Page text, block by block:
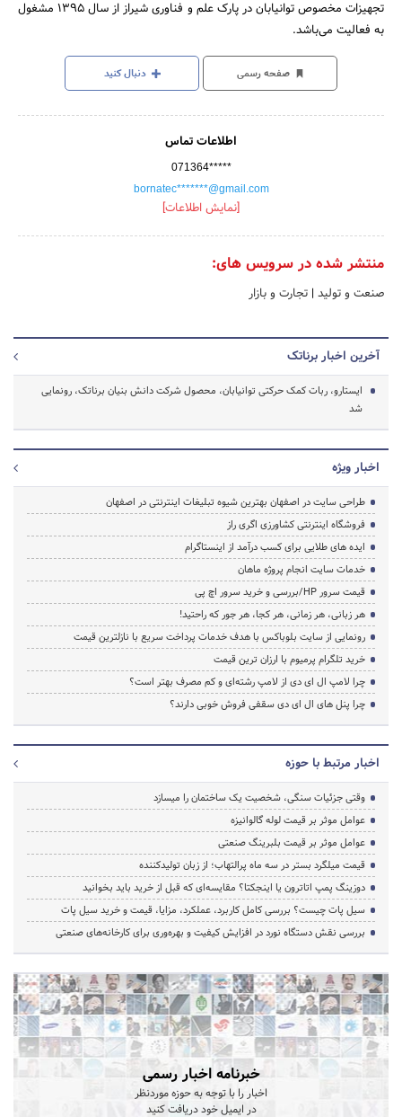
تجهیزات مخصوص توانیابان در پارک علم و فناوری شیراز از سال 1395 مشغول
به فعالیت می‌باشد.
صفحه رسمی دنبال کنید
اطلاعات تماس
071364*****
bornatec*******@gmail.com
[نمایش اطلاعات]
منتشر شده در سرویس های:
صنعت و تولید | تجارت و بازار
آخرین اخبار برناتک
ایستارو، ربات کمک حرکتی توانیابان، محصول شرکت دانش بنیان برناتک، رونمایی
شد
اخبار ویژه
طراحی سایت در اصفهان بهترین شیوه تبلیغات اینترنتی در اصفهان
فروشگاه اینترنتی کشاورزی اگری راز
ایده های طلایی برای کسب درآمد از اینستاگرام
خدمات سایت انجام پروژه ماهان
قیمت سرور HP/بررسی و خرید سرور اچ پی
هر زبانی، هر زمانی، هر کجا، هر جور که راحتید!
رونمایی از سایت بلوباکس با هدف خدمات پرداخت سریع با نازلترین قیمت
خرید تلگرام پرمیوم با ارزان ترین قیمت
چرا لامپ ال ای دی از لامپ رشته‌ای و کم مصرف بهتر است؟
چرا پنل های ال ای دی سقفی فروش خوبی دارند؟
اخبار مرتبط با حوزه
وقتی جزئیات سنگی، شخصیت یک ساختمان را میسازد
عوامل موثر بر قیمت لوله گالوانیزه
عوامل موثر بر قیمت بلبرینگ صنعتی
قیمت میلگرد بستر در سه ماه پرالتهاب؛ از زبان تولیدکننده
دوزینگ پمپ اتاترون یا اینجکتا؟ مقایسه‌ای که قبل از خرید باید بخوانید
سیل پات چیست؟ بررسی کامل کاربرد، عملکرد، مزایا، قیمت و خرید سیل پات
بررسی نقش دستگاه نورد در افزایش کیفیت و بهره‌وری برای کارخانه‌های صنعتی
خبرنامه اخبار رسمی
اخبار را با توجه به حوزه موردنظر
در ایمیل خود دریافت کنید